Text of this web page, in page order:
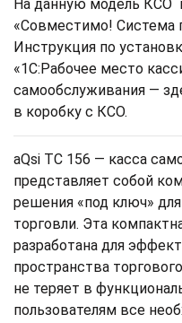
На данную модель КСО
«Совместимо! Система
Инструкция по
«1С:Рабочее место
самообслуживания —
в коробку с КСО.
aQsi ТС 156 — касса
представляет собой
решения «под ключ»
торговли. Эта
разработана для
пространства
не теряет в
пользователям все